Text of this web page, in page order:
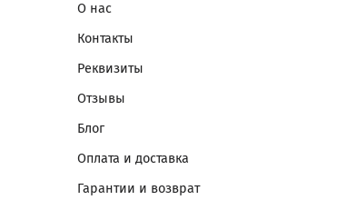
О нас
Контакты
Реквизиты
Отзывы
Блог
Оплата и доставка
Гарантии и возврат